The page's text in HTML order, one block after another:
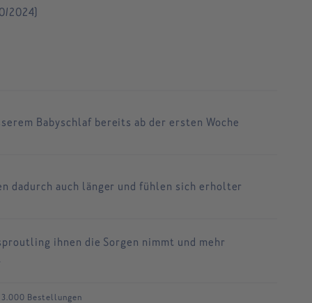
2024)
Babyschlaf bereits ab der ersten Woche
dadurch auch länger und fühlen sich erholter
ihnen die Sorgen nimmt und mehr
Bestellungen